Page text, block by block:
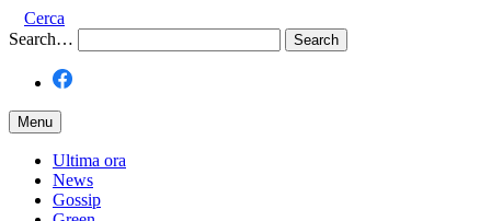
Cerca
Search…
Menu
Ultima ora
News
Gossip